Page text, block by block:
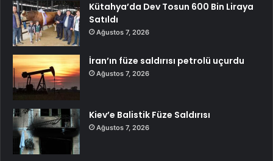
Kütahya’da Dev Tosun 600 Bin Liraya
Satıldı
Ağustos 7, 2026
İran’ın füze saldırısı petrolü uçurdu
Ağustos 7, 2026
Kiev’e Balistik Füze Saldırısı
Ağustos 7, 2026